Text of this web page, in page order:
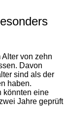
von zehn
Davon
sind als der
haben.
könnten eine
Jahre geprüft